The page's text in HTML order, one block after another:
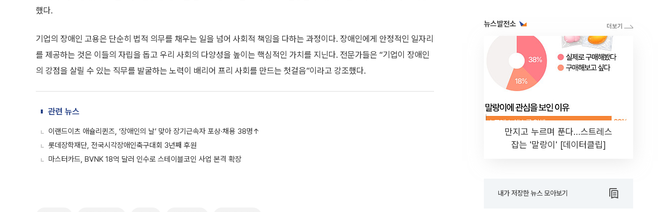
했다.
기업의 장애인 고용은 단순히 법적 의무를 채우는 일을 넘어 사회적 책임을 다하는 과정이다. 장애인에게 안정적인 일자리
를 제공하는 것은 이들의 자립을 돕고 우리 사회의 다양성을 높이는 핵심적인 가치를 지닌다. 전문가들은 “기업이 장애인
의 강점을 살릴 수 있는 직무를 발굴하는 노력이 배리어 프리 사회를 만드는 첫걸음”이라고 강조했다.
관련 뉴스
이랜드이츠 애슐리퀸즈, ‘장애인의 날’ 맞아 장기근속자 포상·채용 38명↑
롯데장학재단, 전국시각장애인축구대회 3년째 후원
마스터카드, BVNK 18억 달러 인수로 스테이블코인 사업 본격 확장
뉴스발전소
만지고 누르며 푼다…스트레스
잡는 '말랑이' [데이터클립]
내가 저장한 뉴스 모아보기